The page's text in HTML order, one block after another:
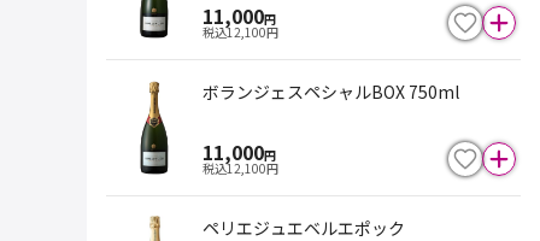
11,000円
税込12,100円
ボランジェスペシャルBOX 750ml
11,000円
税込12,100円
ペリエジュエベルエポック